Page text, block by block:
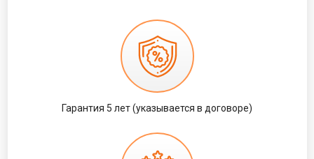
Гарантия 5 лет(указывается в договоре)